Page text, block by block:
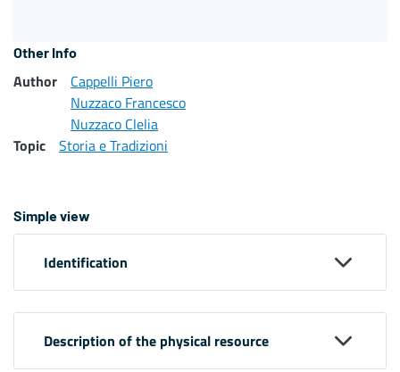
Other Info
Author
Cappelli Piero
Nuzzaco Francesco
Nuzzaco Clelia
Topic
Storia e Tradizioni
Simple view
Identification
Description of the physical resource